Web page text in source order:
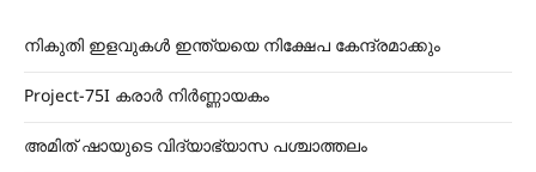
നികുതി ഇളവുകൾ ഇന്ത്യയെ നിക്ഷേപ കേന്ദ്രമാക്കും
Project-75I കരാർ നിർണ്ണായകം
അമിത് ഷായുടെ വിദ്യാഭ്യാസ പശ്ചാത്തലം